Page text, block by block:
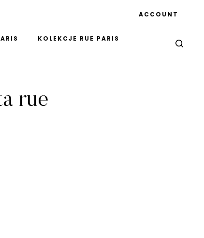
KOLEKCJE RUE PARIS
ACCOUNT
rue